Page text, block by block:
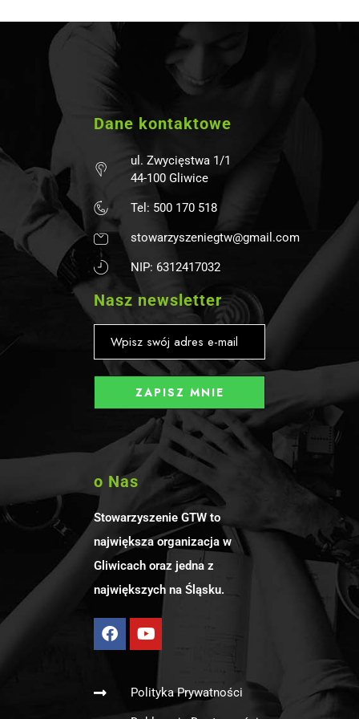
o Nas
Stowarzyszenie GTW to
największa organizacja w
Gliwicach oraz jedna z
największych na Śląsku.
Polityka Prywatności
Dane kontaktowe
ul. Zwycięstwa 1/1
44-100 Gliwice
Tel: 500 170 518
stowarzyszeniegtw@gmail.com
NIP: 6312417032
Nasz newsletter